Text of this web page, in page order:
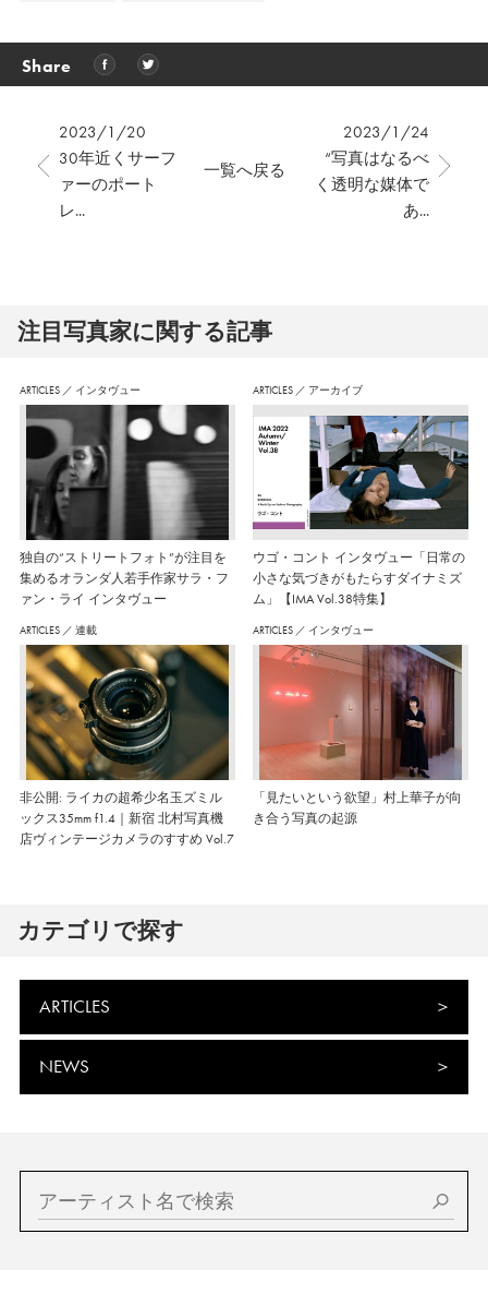
Share
2023/1/20
30年近くサーフ
ァーのポート
レ...
2023/1/24
“写真はなるべ
く透明な媒体で
あ...
一覧へ戻る
注⽬写真家に関する記事
ARTICLES ／ インタヴュー
独自の“ストリートフォト”が注目を
集めるオランダ人若手作家サラ・フ
ァン・ライ インタヴュー
ARTICLES ／ アーカイブ
ウゴ・コント インタヴュー「日常の
小さな気づきがもたらすダイナミズ
ム」【IMA Vol.38特集】
ARTICLES ／ 連載
非公開: ライカの超希少名玉ズミル
ックス35mm f1.4｜新宿 北村写真機
店ヴィンテージカメラのすすめ Vol.7
ARTICLES ／ インタヴュー
「見たいという欲望」村上華子が向
き合う写真の起源
カテゴリで探す
ARTICLES
NEWS